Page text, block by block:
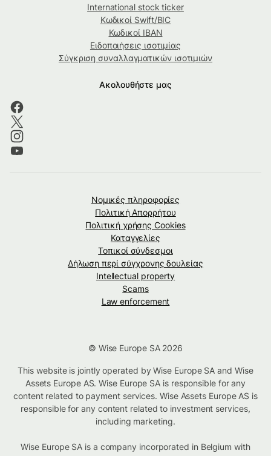
International stock ticker
Κωδικοί Swift/BIC
Κωδικοί IBAN
Ειδοποιήσεις ισοτιμίας
Σύγκριση συναλλαγματικών ισοτιμιών
Ακολουθήστε μας
Νομικές πληροφορίες
Πολιτική Απορρήτου
Πολιτική χρήσης Cookies
Καταγγελίες
Τοπικοί σύνδεσμοι
Δήλωση περί σύγχρονης δουλείας
Intellectual property
Scams
Law enforcement
© Wise Europe SA 2026
This website is jointly operated by Wise Europe SA and Wise
Assets Europe AS. Wise Europe SA is responsible for any
content related to payment services. Wise Assets Europe AS is
responsible for any content related to investment services,
including marketing.
Wise Europe SA is a company incorporated in Belgium with